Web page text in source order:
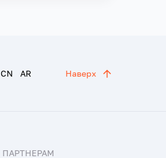
CN AR Наверх
ПАРТНЕРАМ